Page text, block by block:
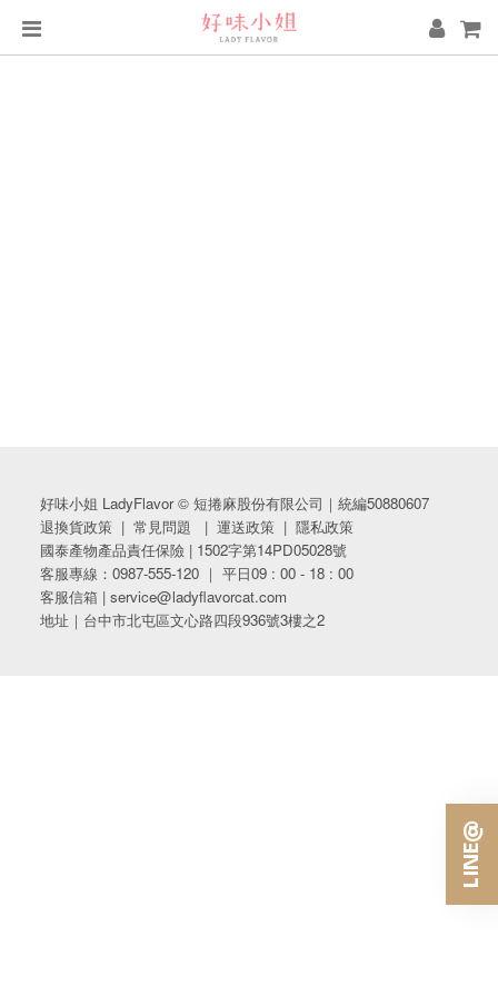
好味小姐 LadyFlavor © 短捲麻股份有限公司｜統編50880607
退換貨政策| 常見問題 | 運送政策| 隱私政策
國泰產物產品責任保險 | 1502字第14PD05028號
客服專線：0987-555-120 ｜ 平日09 : 00 - 18 : 00
客服信箱 | service@ladyflavorcat.com
地址｜台中市北屯區文心路四段936號3樓之2